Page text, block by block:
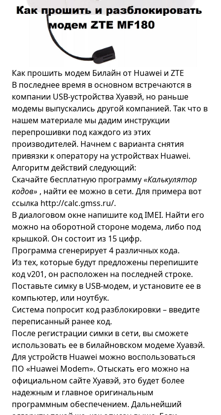
Как прошить модем Билайн от Huawei и ZTE
В последнее время в основном встречаются в
компании USB-устройства Хуавэй, но раньше
модемы выпускались другой компанией. Так что в
нашем материале мы дадим инструкции
перепрошивки под каждого из этих
производителей. Начнем с варианта снятия
привязки к оператору на устройствах Huawei.
Алгоритм действий следующий:
Скачайте бесплатную программу«Калькулятор
кодов» , найти ее можно в сети. Для примера вот
ссылка http://calc.gmss.ru/.
В диалоговом окне напишите код IMEI. Найти его
можно на оборотной стороне модема, либо под
крышкой. Он состоит из 15 цифр.
Программа сгенерирует 4 различных кода.
Из тех, которые будут предложены перепишите
код v201, он расположен на последней строке.
Поставьте симку в USB-модем, и установите ее в
компьютер, или ноутбук.
Система попросит код разблокировки – введите
переписанный ранее код.
После регистрации симки в сети, вы сможете
использовать ее в билайновском модеме Хуавэй.
Для устройств Huawei можно воспользоваться
ПО «Huawei Modem». Отыскать его можно на
официальном сайте Хуавэй, это будет более
надежным и главное оригинальным
программным обеспечением. Дальнейший